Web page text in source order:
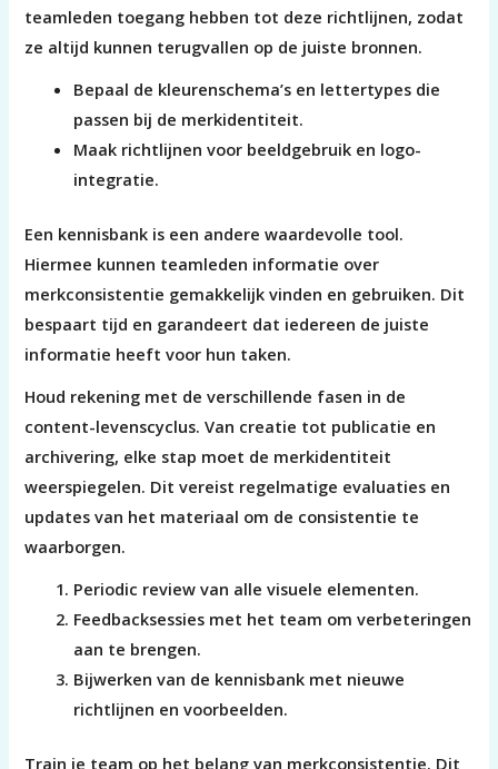
teamleden toegang hebben tot deze richtlijnen, zodat
ze altijd kunnen terugvallen op de juiste bronnen.
Bepaal de kleurenschema’s en lettertypes die
passen bij de merkidentiteit.
Maak richtlijnen voor beeldgebruik en logo-
integratie.
Een kennisbank is een andere waardevolle tool.
Hiermee kunnen teamleden informatie over
merkconsistentie gemakkelijk vinden en gebruiken. Dit
bespaart tijd en garandeert dat iedereen de juiste
informatie heeft voor hun taken.
Houd rekening met de verschillende fasen in de
content-levenscyclus. Van creatie tot publicatie en
archivering, elke stap moet de merkidentiteit
weerspiegelen. Dit vereist regelmatige evaluaties en
updates van het materiaal om de consistentie te
waarborgen.
Periodic review van alle visuele elementen.
Feedbacksessies met het team om verbeteringen
aan te brengen.
Bijwerken van de kennisbank met nieuwe
richtlijnen en voorbeelden.
Train je team op het belang van merkconsistentie. Dit